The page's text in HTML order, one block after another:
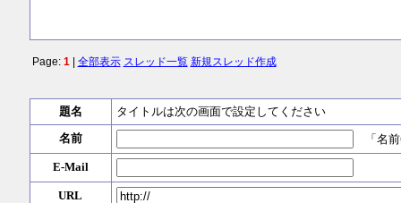
Page: 1| 全部表示 スレッド一覧 新規スレッド作成
題名
タイトルは次の画面で設定してください
名前
「名前
E-Mail
URL